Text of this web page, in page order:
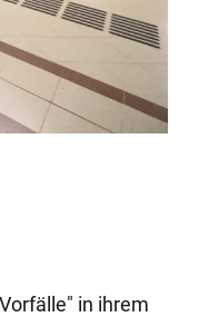
in ihrem